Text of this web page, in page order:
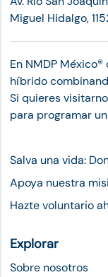
Miguel Hidalgo,
En NMDP
híbrido
Si quieres
para programar
Salva una vida:
Apoya nuestra
Hazte voluntario
Explorar
Sobre nosotros